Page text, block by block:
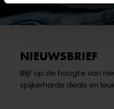
NIEUWSBRIEF
Blijf op de hoogte van
spijkerharde deals en